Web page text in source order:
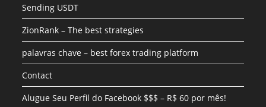
Sending USDT
ZionRank – The best strategies
palavras chave – best forex trading platform
Contact
Alugue Seu Perfil do Facebook $$$ – R$ 60 por mês!